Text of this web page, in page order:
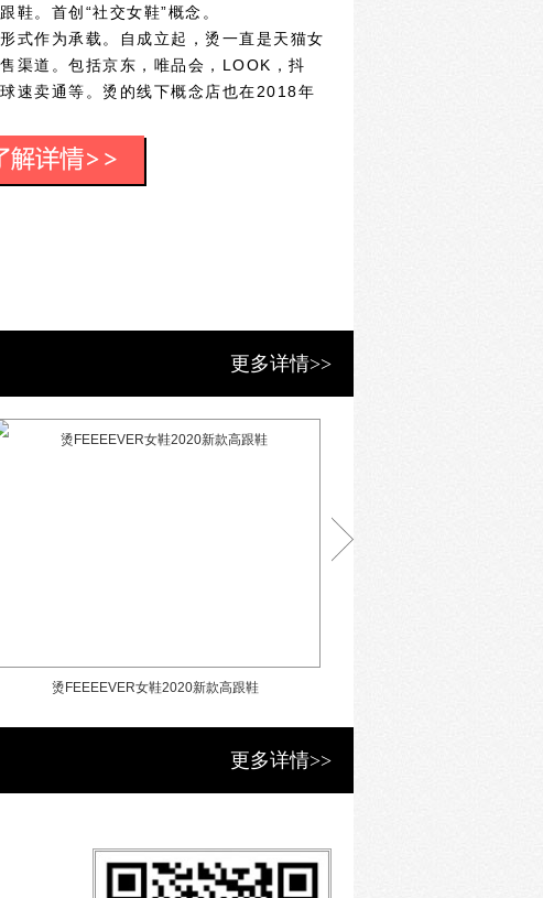
鞋。首创“社交女鞋”概念。
式作为承载。自成立起，烫一直是天猫女
渠道。包括京东，唯品会，LOOK，抖
速卖通等。烫的线下概念店也在2018年
的原创设计，以及一丝不苟的精工细作，
更多详情>>
烫FEEEEVER女鞋2020新款高跟鞋
更多详情>>